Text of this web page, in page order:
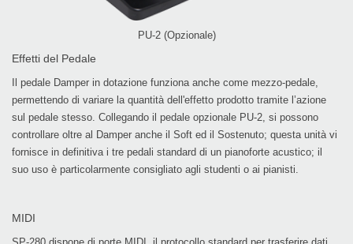
PU-2 (Opzionale)
Effetti del Pedale
Il pedale Damper in dotazione funziona anche come mezzo-pedale,
permettendo di variare la quantità dell'effetto prodotto tramite l’azione
sul pedale stesso. Collegando il pedale opzionale PU-2, si possono
controllare oltre al Damper anche il Soft ed il Sostenuto; questa unità vi
fornisce in definitiva i tre pedali standard di un pianoforte acustico; il
suo uso è particolarmente consigliato agli studenti o ai pianisti.
MIDI